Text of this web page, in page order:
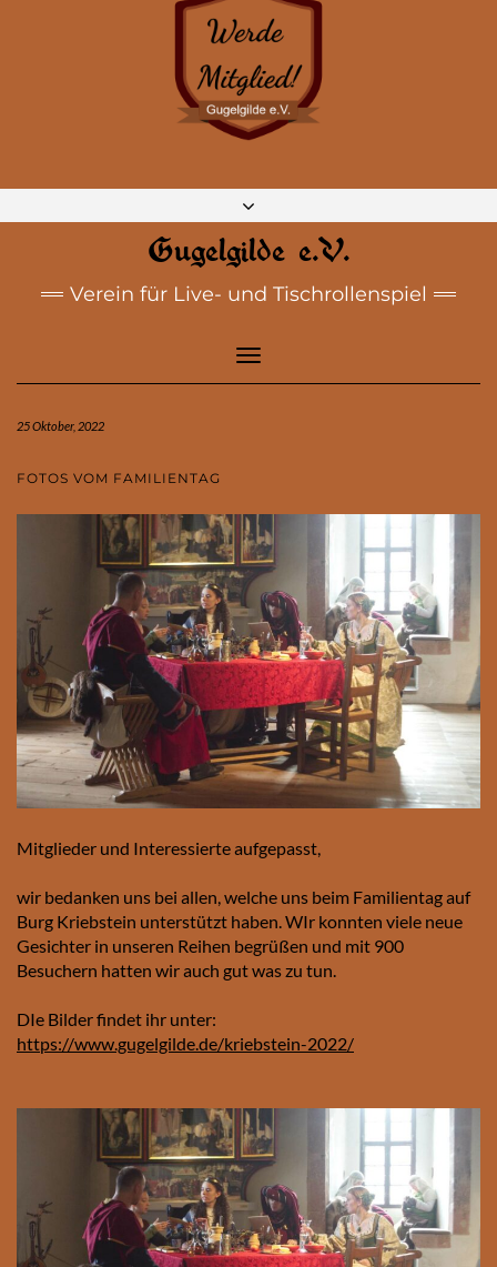
DISCORD
MASTODON
BLUESKY
INSTAGRAM
FACEBOOK
E-MAIL
Gugelgilde e.V.
Verein für Live- und Tischrollenspiel
Toggle
Navigation
25 Oktober, 2022
FOTOS VOM FAMILIENTAG
Mitglieder und Interessierte aufgepasst,
wir bedanken uns bei allen, welche uns beim Familientag auf
Burg Kriebstein unterstützt haben. WIr konnten viele neue
Gesichter in unseren Reihen begrüßen und mit 900
Besuchern hatten wir auch gut was zu tun.
DIe Bilder findet ihr unter:
https://www.gugelgilde.de/kriebstein-2022/